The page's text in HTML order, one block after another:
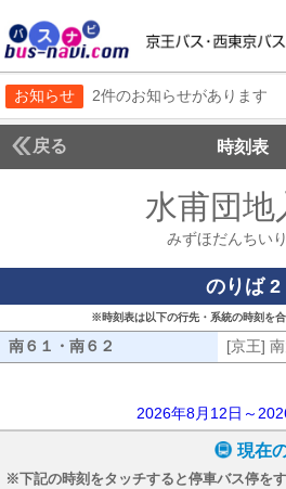
お知らせ 2件のお知らせがあります
戻る 時刻表
水甫団地
みずほだんちい
のりば 2
※時刻表は以下の行先・系統の時刻を
南６１・南６２ [京王]
2026年8月12日～
現在
※下記の時刻をタッチすると停車バス停を